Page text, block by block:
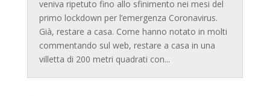
veniva ripetuto fino allo sfinimento nei mesi del
primo lockdown per l’emergenza Coronavirus.
Già, restare a casa. Come hanno notato in molti
commentando sul web, restare a casa in una
villetta di 200 metri quadrati con...